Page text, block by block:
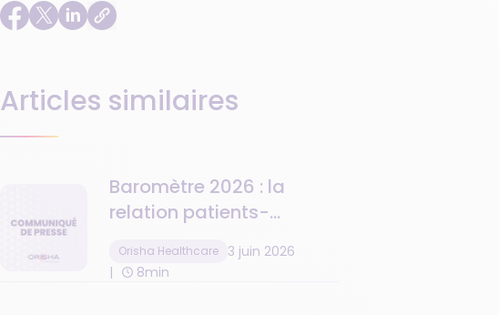
Articles similaires
Baromètre 2026 : la
relation patients-
Orisha Healthcare 3 juin 2026
8min